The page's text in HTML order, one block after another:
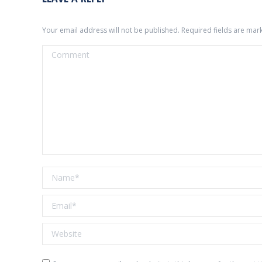
Your email address will not be published. Required fields are
Comment
Name *
Email *
Website